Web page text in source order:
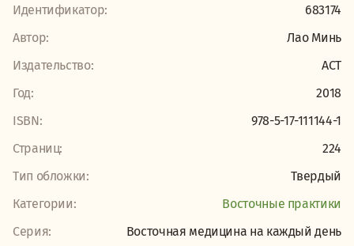
Идентификатор:
683174
Автор:
Лао Минь
Издательство:
АСТ
Год:
2018
ISBN:
978-5-17-111144-1
Страниц:
224
Тип обложки:
Твердый
Категории:
Восточные практики
Серия:
Восточная медицина на каждый день